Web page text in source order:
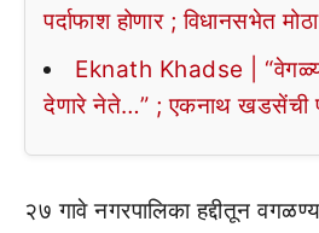
पर्दाफाश होणार ; विधानसभेत
Eknath Khadse | “वेगळ्या
देणारे नेते…” ; एकनाथ खडसेंची
२७ गावे नगरपालिका हद्दीतून